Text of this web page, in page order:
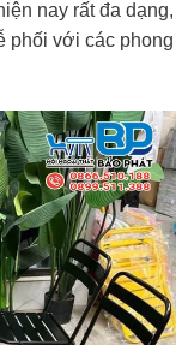
nay rất đa dạng,
phối với các phong